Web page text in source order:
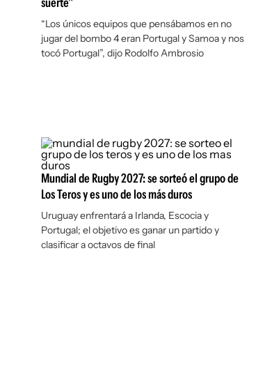
“Los únicos equipos que pensábamos en no
jugar del bombo 4 eran Portugal y Samoa y nos
tocó Portugal”, dijo Rodolfo Ambrosio
Mundial de Rugby 2027: se sorteó el grupo de
Los Teros y es uno de los más duros
Uruguay enfrentará a Irlanda, Escocia y
Portugal; el objetivo es ganar un partido y
clasificar a octavos de final